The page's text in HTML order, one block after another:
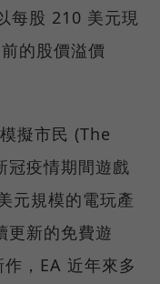
股 210 美元現
的股價溢價
擬市民 (The
冠疫情期間遊戲
元規模的電玩產
更新的免費遊
，EA 近年來多